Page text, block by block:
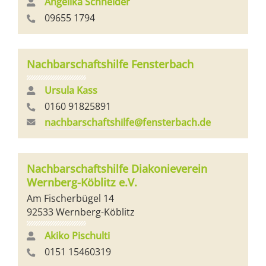
09655 1794
Nachbarschaftshilfe Fensterbach
Ursula Kass
0160 91825891
nachbarschaftshilfe@fensterbach.de
Nachbarschaftshilfe Diakonieverein
Wernberg-Köblitz e.V.
Am Fischerbügel 14
92533 Wernberg-Köblitz
Akiko Pischulti
0151 15460319